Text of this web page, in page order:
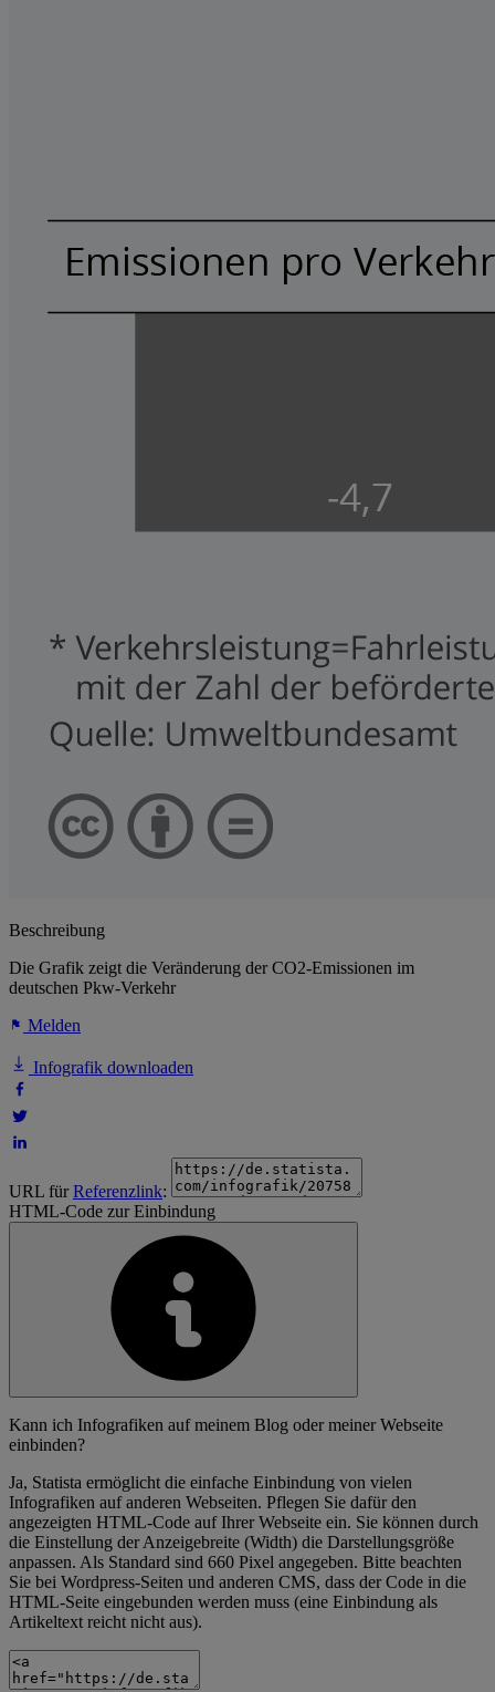
Beschreibung
Die Grafik zeigt die Veränderung der CO2-Emissionen im
deutschen Pkw-Verkehr
Melden
Infografik downloaden
URL fürReferenzlink:
HTML-Code zur Einbindung
Kann ich Infografiken auf meinem Blog oder meiner Webseite
einbinden?
Ja, Statista ermöglicht die einfache Einbindung von vielen
Infografiken auf anderen Webseiten. Pflegen Sie dafür den
angezeigten HTML-Code auf Ihrer Webseite ein. Sie können durch
die Einstellung der Anzeigebreite (Width) die Darstellungsgröße
anpassen. Als Standard sind 660 Pixel angegeben. Bitte beachten
Sie bei Wordpress-Seiten und anderen CMS, dass der Code in die
HTML-Seite eingebunden werden muss (eine Einbindung als
Artikeltext reicht nicht aus).